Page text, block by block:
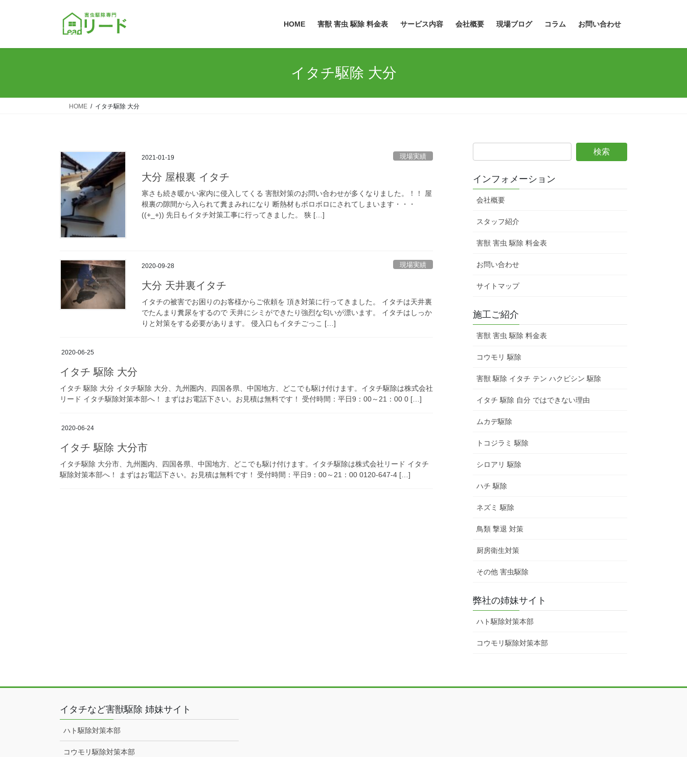
HOME 害獣 害虫 駆除 料金表 サービス内容 会社概要 現場ブログ コラム お問い合わせ
イタチ駆除 大分
HOME イタチ駆除 大分
2021-01-19 現場実績
大分 屋根裏 イタチ
寒さも続き暖かい家内に侵入してくる 害獣対策のお問い合わせが多くなりました。！！ 屋
根裏の隙間から入られて糞まみれになり 断熱材もボロボロにされてしまいます・・・
((+_+)) 先日もイタチ対策工事に行ってきました。 狭 […]
2020-09-28 現場実績
大分 天井裏イタチ
イタチの被害でお困りのお客様からご依頼を 頂き対策に行ってきました。 イタチは天井裏
でたんまり糞尿をするので 天井にシミができたり強烈な匂いが漂います。 イタチはしっか
りと対策をする必要があります。 侵入口もイタチごっこ […]
2020-06-25
イタチ 駆除 大分
イタチ 駆除 大分 イタチ駆除 大分、九州圏内、四国各県、中国地方、どこでも駆け付けます。イタチ駆除は株式会社
リード イタチ駆除対策本部へ！ まずはお電話下さい。お見積は無料です！ 受付時間：平日9：00～21：00 0 […]
2020-06-24
イタチ 駆除 大分市
イタチ駆除 大分市、九州圏内、四国各県、中国地方、どこでも駆け付けます。イタチ駆除は株式会社リード イタチ
駆除対策本部へ！ まずはお電話下さい。お見積は無料です！ 受付時間：平日9：00～21：00 0120-647-4 […]
インフォメーション
会社概要
スタッフ紹介
害獣 害虫 駆除 料金表
お問い合わせ
サイトマップ
施工ご紹介
害獣 害虫 駆除 料金表
コウモリ 駆除
害獣 駆除 イタチ テン ハクビシン 駆除
イタチ 駆除 自分 ではできない理由
ムカデ駆除
トコジラミ 駆除
シロアリ 駆除
ハチ 駆除
ネズミ 駆除
鳥類 撃退 対策
厨房衛生対策
その他 害虫駆除
弊社の姉妹サイト
ハト駆除対策本部
コウモリ駆除対策本部
イタチなど害獣駆除 姉妹サイト
ハト駆除対策本部
コウモリ駆除対策本部